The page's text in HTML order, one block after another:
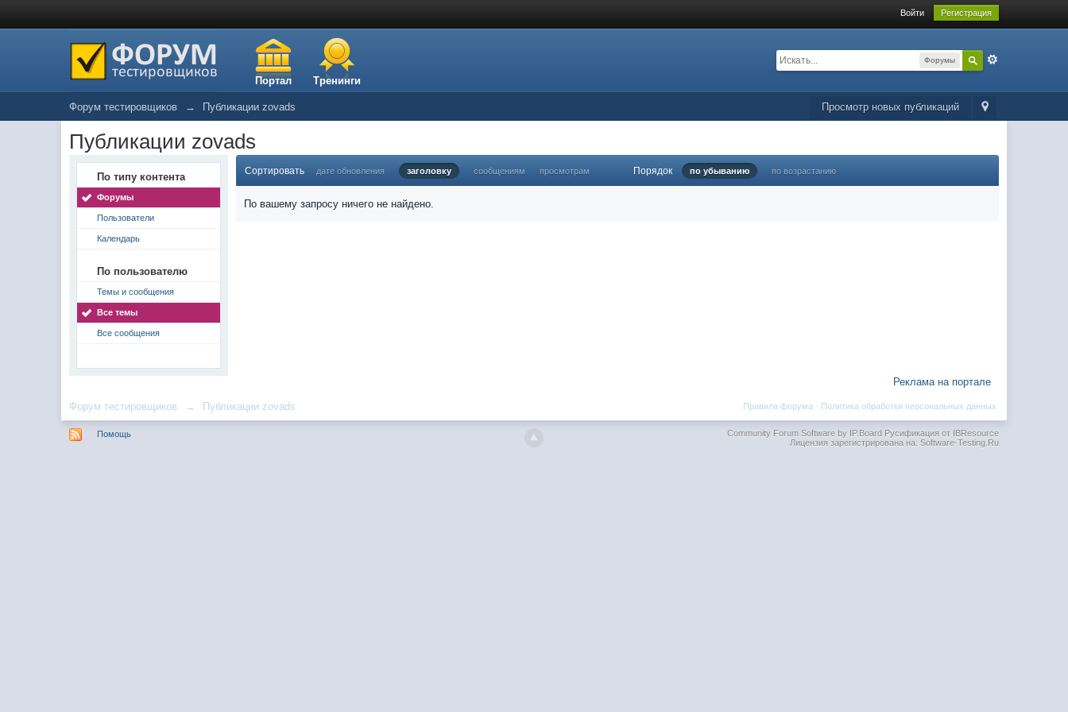
Войти Регистрация
Портал Тренинги
Форумы
Просмотр новых публикаций
Форум тестировщиков → Публикации zovads
Публикации zovads
По типу контента
Форумы
Пользователи
Календарь
По пользователю
Темы и сообщения
Все темы
Все сообщения
Сортировать дате обновления заголовку сообщениям просмотрам Порядок по убыванию по возрастанию
По вашему запросу ничего не найдено.
Реклама на портале
Форум тестировщиков → Публикации zovads Политика обработки персональных данных
Правила форума ·
Помощь Community Forum Software by IP.BoardРусификация от IBResource
Лицензия зарегистрирована на: Software-Testing.Ru